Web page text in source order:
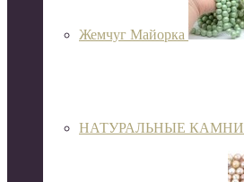
Жемчуг Майорка
НАТУРАЛЬНЫЕ КАМНИ